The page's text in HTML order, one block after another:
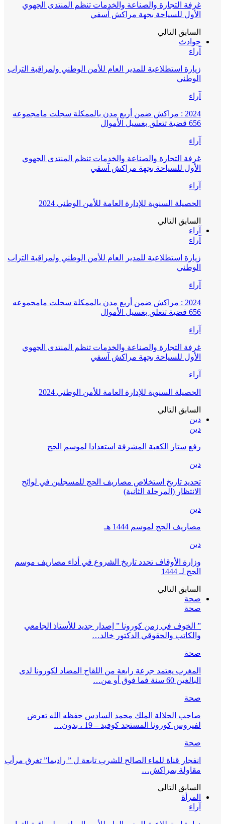
غرفة التجارة والصناعة والخدمات تنظم المنتدى الجهوي
الأول للسياحة بجهة مراكش آسفي
السابق التالي
حوادث
آراء
زيارة استطلاعية للمدير العام للأمن الوطني ولمراقبة التراب
الوطني
آراء
2024 : مراكش ضمن أربع مدن بالممكلة سجلت مامجموعه
656 قضية تتعلق بغسيل الأموال
آراء
غرفة التجارة والصناعة والخدمات تنظم المنتدى الجهوي
الأول للسياحة بجهة مراكش آسفي
آراء
الحصيلة السنوية للإدارة العامة للأمن الوطني 2024
السابق التالي
آراء
آراء
زيارة استطلاعية للمدير العام للأمن الوطني ولمراقبة التراب
الوطني
آراء
2024 : مراكش ضمن أربع مدن بالممكلة سجلت مامجموعه
656 قضية تتعلق بغسيل الأموال
آراء
غرفة التجارة والصناعة والخدمات تنظم المنتدى الجهوي
الأول للسياحة بجهة مراكش آسفي
آراء
الحصيلة السنوية للإدارة العامة للأمن الوطني 2024
السابق التالي
دين
دين
رفع ستار الكعبة المشرفة استعدادا لموسم الحج
دين
تحديد تاريخ استخلاص مصاريف الحج للمسجلين في لوائح
الانتظار (المرحلة الثانية)
دين
مصاريف الحج لموسم 1444 هـ
دين
وزارة الأوقاف تحدد تاريخ الشروع في أداء مصاريف موسم
الحج لـ 1444
السابق التالي
صحة
صحة
” الخوف في زمن كورونا ” إصدار جديد للأستاذ الجامعي
والكاتب والحقوقي الدكتور خالد…
صحة
المغرب يعتمد جرعة رابعة من اللقاح المضاد لكورونا لدى
البالغين 60 سنة فما فوق أو من…
صحة
صاحب الجلالة الملك محمد السادس حفظه الله تعرض
لفيروس كورونا المستجد كوفيد – 19 ، بدون…
صحة
انفجار قناة للماء الصالح للشرب تابعة ل ” راديما” تغرق مرأب
مقاولة بمراكش…
السابق التالي
المرأة
آراء